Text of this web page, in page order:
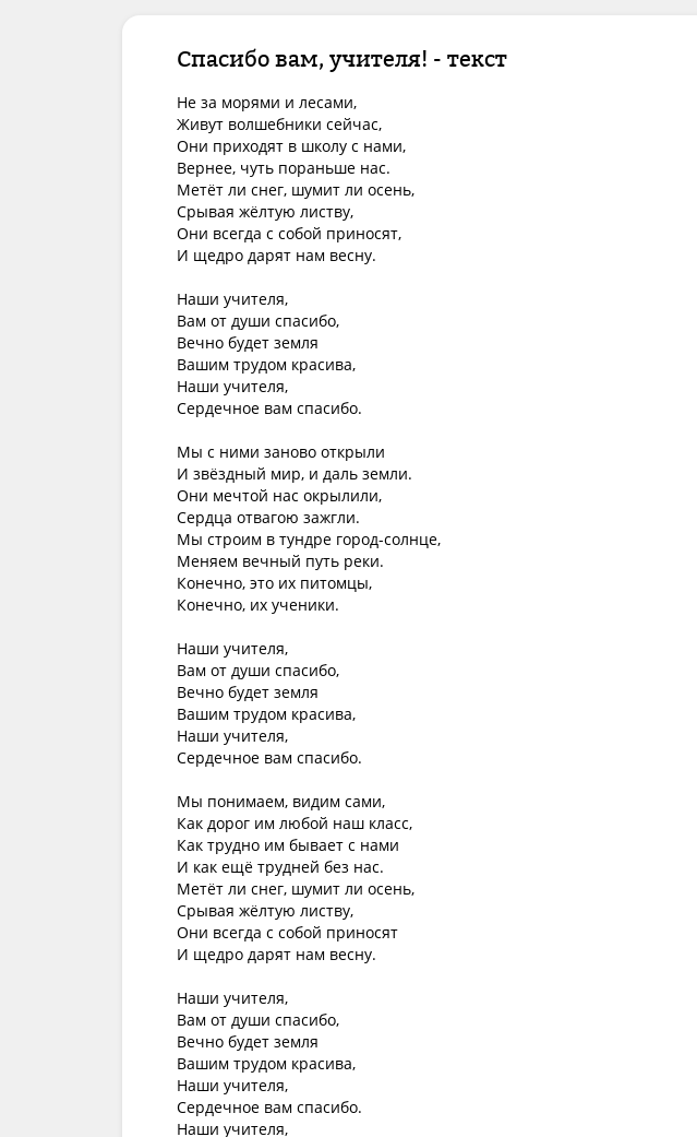
Спасибо вам, учителя! - текст
Не за морями и лесами,
Живут волшебники сейчас,
Они приходят в школу с нами,
Вернее, чуть пораньше нас.
Метёт ли снег, шумит ли осень,
Срывая жёлтую листву,
Они всегда с собой приносят,
И щедро дарят нам весну.
Наши учителя,
Вам от души спасибо,
Вечно будет земля
Вашим трудом красива,
Наши учителя,
Сердечное вам спасибо.
Мы с ними заново открыли
И звёздный мир, и даль земли.
Они мечтой нас окрылили,
Сердца отвагою зажгли.
Мы строим в тундре город-солнце,
Меняем вечный путь реки.
Конечно, это их питомцы,
Конечно, их ученики.
Наши учителя,
Вам от души спасибо,
Вечно будет земля
Вашим трудом красива,
Наши учителя,
Сердечное вам спасибо.
Мы понимаем, видим сами,
Как дорог им любой наш класс,
Как трудно им бывает с нами
И как ещё трудней без нас.
Метёт ли снег, шумит ли осень,
Срывая жёлтую листву,
Они всегда с собой приносят
И щедро дарят нам весну.
Наши учителя,
Вам от души спасибо,
Вечно будет земля
Вашим трудом красива,
Наши учителя,
Сердечное вам спасибо.
Наши учителя,